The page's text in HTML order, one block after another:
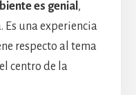
es genial ,
Es una experiencia
respecto al tema
centro de la